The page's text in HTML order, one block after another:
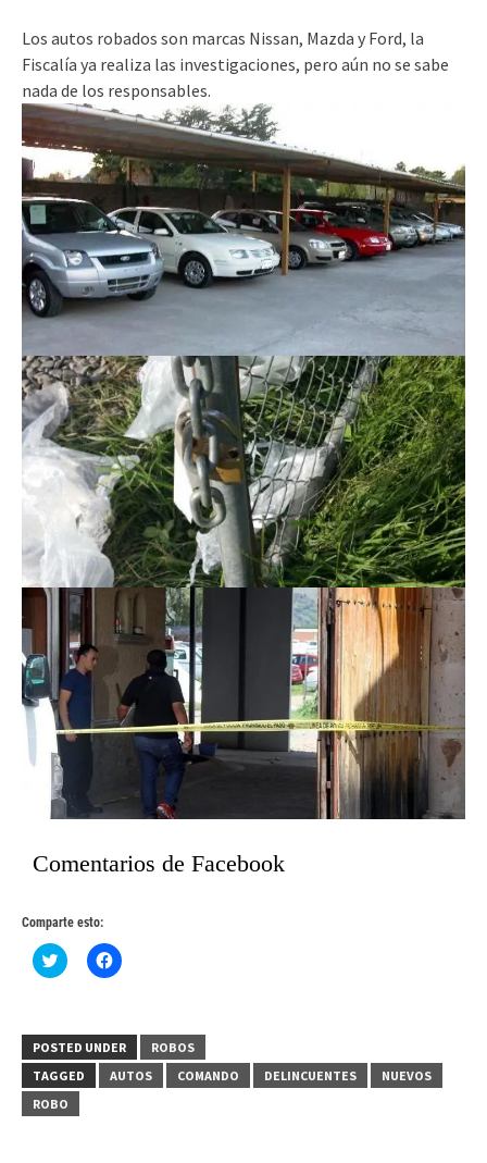
Los autos robados son marcas Nissan, Mazda y Ford, la
Fiscalía ya realiza las investigaciones, pero aún no se sabe
nada de los responsables.
Comentarios de Facebook
Comparte esto:
Haz
clic
(Se
abre
en
una
ventana
nueva)
Haz
clic
(Se
abre
en
una
POSTED UNDER
ROBOS
TAGGED
AUTOS COMANDO DELINCUENTES
NUEVOS
ROBO